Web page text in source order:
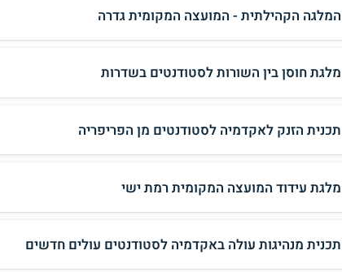
המלגה הקהילתית - המועצה המקומית גדרה
מלגת חוסן בין השורות לסטודנטים בשדרות
תכנית הזנק לאקדמיה לסטודנטים מן הפריפריה
מלגת עידוד המועצה המקומית רמת ישי
תכנית מנהיגות עולה באקדמיה לסטודנטים עולים חדשים